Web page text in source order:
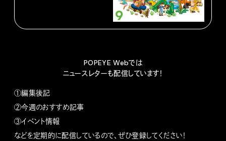
POPEYE Webでは
ニュースレターも配信しています！
①編集後記
②今週のおすすめ記事
③イベント情報
などを定期的に配信しているので、ぜひ登録してください！